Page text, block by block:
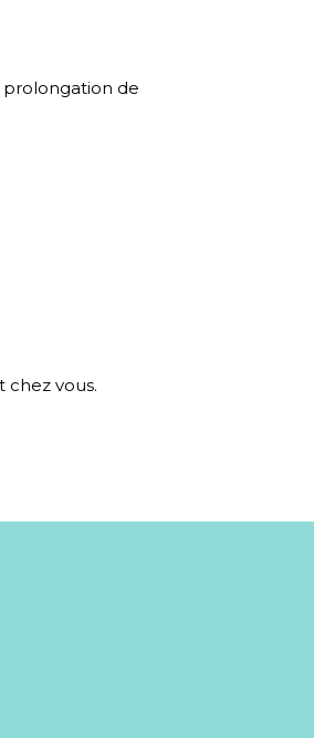
prolongation de
vous.